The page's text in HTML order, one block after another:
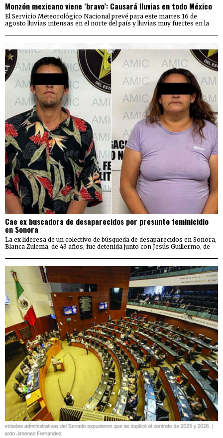
Monzón mexicano viene ‘bravo’: Causará lluvias en todo México
El Servicio Meteorológico Nacional prevé para este martes 16 de
agosto lluvias intensas en el norte del país y lluvias muy fuertes en la
Cae ex buscadora de desaparecidos por presunto feminicidio
en Sonora
La ex lideresa de un colectivo de búsqueda de desaparecidos en Sonora,
Blanca Zulema, de 43 años, fue detenida junto con Jesús Guillermo, de